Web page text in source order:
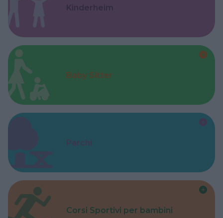
Kinderheim
Baby Sitter
Parchi
Corsi Sportivi per bambini